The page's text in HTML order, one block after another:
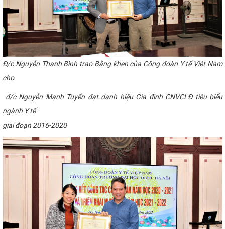
Đ/c Nguyễn Thanh Bình trao Bằng khen của Công đoàn Y tế Việt Nam
cho
đ/c Nguyễn Mạnh Tuyển đạt danh hiệu Gia đình CNVCLĐ tiêu biểu
ngành Y tế
giai đoạn 2016-2020